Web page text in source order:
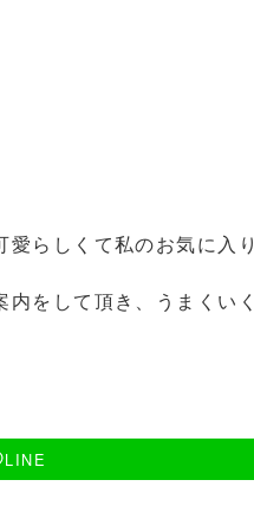
らしくて私のお気に入り
をして頂き、うまくいく
LINE